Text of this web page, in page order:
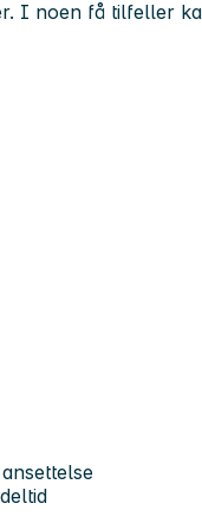
I noen få tilfeller